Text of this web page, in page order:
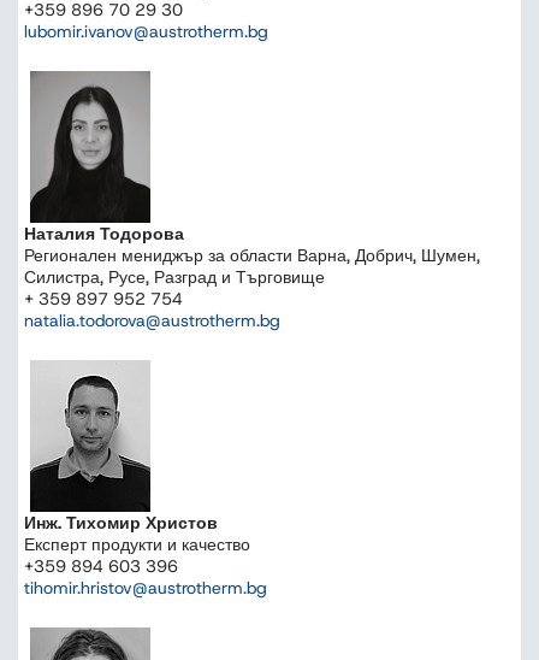
+359 896 70 29 30
lubomir.ivanov@austrotherm.bg
Наталия Тодорова
Регионален мениджър за области Варна, Добрич, Шумен,
Силистра, Русе, Разград и Търговище
+ 359 897 952 754
natalia.todorova@austrotherm.bg
Инж. Тихомир Христов
Експерт продукти и качество
+359 894 603 396
tihomir.hristov@austrotherm.bg